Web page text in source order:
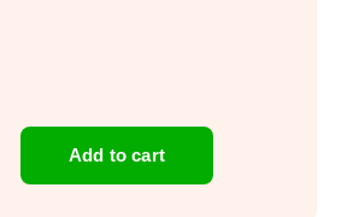
Add to cart